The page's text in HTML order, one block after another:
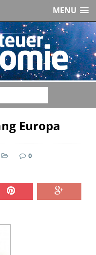
MENU
Europa
0